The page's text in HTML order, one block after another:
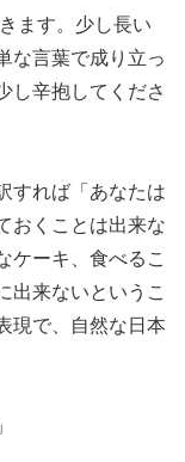
ます。少し長い
な言葉で成り立っ
し辛抱してくださ
すれば「あなたは
おくことは出来な
ケーキ、食べるこ
出来ないというこ
現で、自然な日本
」